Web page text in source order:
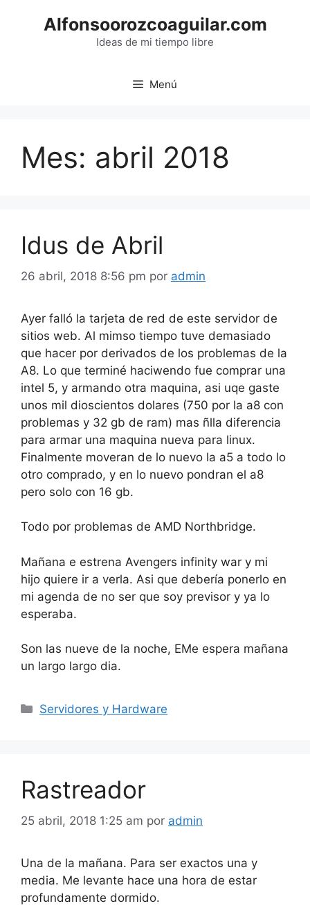
Alfonsoorozcoaguilar.com
Ideas de mi tiempo libre
Menú
Mes: abril 2018
Idus de Abril
26 abril, 2018 8:56 pm por admin
Ayer falló la tarjeta de red de este servidor de
sitios web. Al mimso tiempo tuve demasiado
que hacer por derivados de los problemas de la
A8. Lo que terminé haciwendo fue comprar una
intel 5, y armando otra maquina, asi uqe gaste
unos mil dioscientos dolares (750 por la a8 con
problemas y 32 gb de ram) mas ñlla diferencia
para armar una maquina nueva para linux.
Finalmente moveran de lo nuevo la a5 a todo lo
otro comprado, y en lo nuevo pondran el a8
pero solo con 16 gb.
Todo por problemas de AMD Northbridge.
Mañana e estrena Avengers infinity war y mi
hijo quiere ir a verla. Asi que debería ponerlo en
mi agenda de no ser que soy previsor y ya lo
esperaba.
Son las nueve de la noche, EMe espera mañana
un largo largo dia.
Categorías
Servidores y Hardware
Rastreador
25 abril, 2018 1:25 am por admin
Una de la mañana. Para ser exactos una y
media. Me levante hace una hora de estar
profundamente dormido.